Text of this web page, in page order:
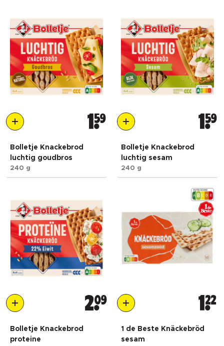
1 59
Bolletje Knackebrod
luchtig goudbros
240 g
1 59
Bolletje Knackebrod
luchtig sesam
240 g
209
Bolletje Knackebrod
proteine
1 22
1 de Beste Knäckebröd
sesam